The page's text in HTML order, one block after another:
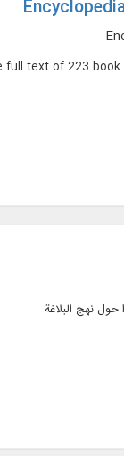
full text of 223